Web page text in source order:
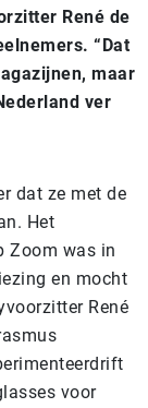
René de
“Dat
maar
ver
dat ze met de
Het
Zoom was in
en mocht
René
voor